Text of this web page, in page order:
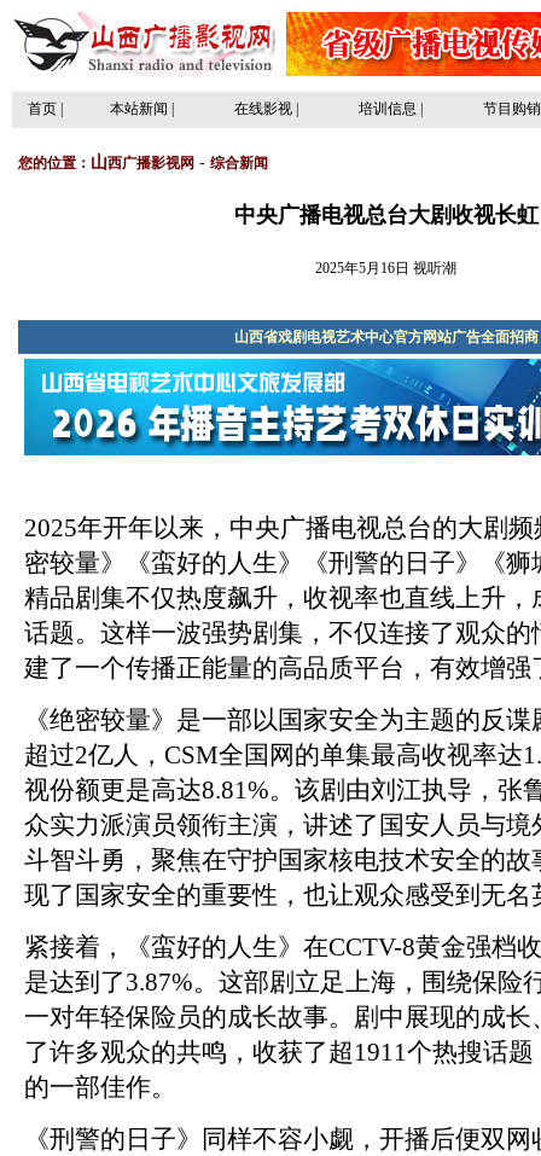
您的位置： 山西广播影视网 - 综合新闻
中央广播电视总台大剧收视长虹
2025年5月16日 视听潮
山西省戏剧电视艺术中心官方网站广告全面招商
2025年开年以来，中央广播电视总台的大剧
密较量》《蛮好的人生》《刑警的日子》《
精品剧集不仅热度飙升，收视率也直线上升，
话题。这样一波强势剧集，不仅连接了观众的
建了一个传播正能量的高品质平台，有效增强
《绝密较量》是一部以国家安全为主题的反
超过2亿人，CSM全国网的单集最高收视率达
视份额更是高达8.81%。该剧由刘江执导，张
众实力派演员领衔主演，讲述了国安人员与境
斗智斗勇，聚焦在守护国家核电技术安全的故
现了国家安全的重要性，也让观众感受到无名
紧接着，《蛮好的人生》在CCTV-8黄金强档
是达到了3.87%。这部剧立足上海，围绕保险
一对年轻保险员的成长故事。剧中展现的成
了许多观众的共鸣，收获了超1911个热搜话
的一部佳作。
《刑警的日子》同样不容小觑，开播后便双